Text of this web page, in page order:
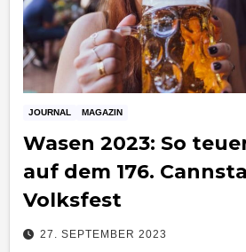
JOURNAL MAGAZIN
Wasen 2023: So
auf dem 176.
Volksfest
27. SEPTEMBER 2023